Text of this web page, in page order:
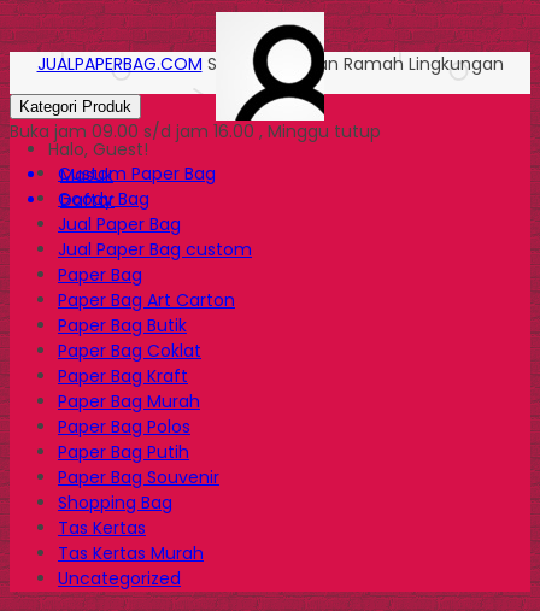
Halo, Guest!
Masuk
Daftar
JUALPAPERBAG.COM Solusi Kemasan Ramah Lingkungan
Kategori Produk
Buka jam 09.00 s/d jam 16.00 , Minggu tutup
Custom Paper Bag
Goody Bag
Jual Paper Bag
Jual Paper Bag custom
Paper Bag
Paper Bag Art Carton
Paper Bag Butik
Paper Bag Coklat
Paper Bag Kraft
Paper Bag Murah
Paper Bag Polos
Paper Bag Putih
Paper Bag Souvenir
Shopping Bag
Tas Kertas
Tas Kertas Murah
Uncategorized